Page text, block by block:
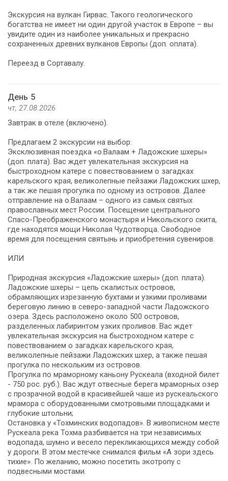
Экскурсия на вулкан Гирвас. Такого геологического
богатства не имеет ни один другой участок в Европе – вы
увидите один из наиболее уникальных и прекрасно
сохраненных древних вулканов Европы (доп. оплата).
Переезд в Сортавалу.
День 5
чт, 27.08.2026
Завтрак в отеле (включено).
Предлагаем 2 экскурсии на выбор:
Эксклюзивная поездка «о.Валаам + Ладожские шхеры»
(доп. плата). Вас ждет увлекательная экскурсия на
быстроходном катере с повествованием о загадках
карельского края, великолепные пейзажи Ладожских шхер,
а так же пешая прогулка по одному из островов. Далее
отправление на о.Валаам – одного из самых святых
православных мест России. Посещение центрального
Спасо-Преображенского монастыря и Никольского скита,
где находятся мощи Николая Чудотворца. Свободное
время для посещения святынь и приобретения сувениров.
ИЛИ
Природная экскурсия «Ладожские шхеры» (доп. плата).
Ладожские шхеры – цепь скалистых островов,
обрамляющих изрезанную бухтами и узкими проливами
береговую линию в северо-западной части Ладожского
озера. Здесь расположено около 500 островов,
разделенных лабиринтом узких проливов. Вас ждет
увлекательная экскурсия на быстроходном катере с
повествованием о загадках карельского края,
великолепные пейзажи Ладожских шхер, а также пешая
прогулка по нескольким из островов.
Прогулка по мраморному каньону Рускеала (входной билет
- 750 рос. руб.). Вас ждут отвесные берега мраморных озер
с прозрачной водой в красивейшей чаше из рускеальского
мрамора с оборудованными смотровыми площадками и
глубокие штольни;
Остановка у «Тохминских водопадов». В живописном месте
Рускеала река Тохма разбивается на три независимых
водопада, шумно и весело перекликающихся между собой
у дороги. В этом местечке снимался фильм «А зори здесь
тихие». По желанию, можно посетить экотропу с
подвесными мостами.